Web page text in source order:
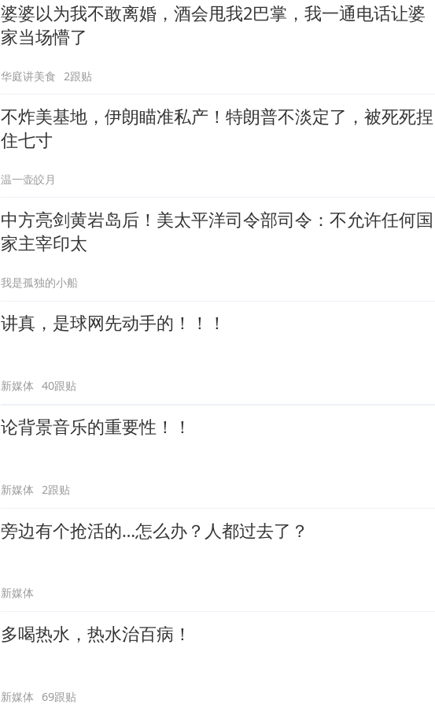
婆婆以为我不敢离婚，酒会甩我2巴掌，我一通电话让婆
家当场懵了
华庭讲美食 2跟贴
不炸美基地，伊朗瞄准私产！特朗普不淡定了，被死死捏
住七寸
温一壶皎月
中方亮剑黄岩岛后！美太平洋司令部司令：不允许任何国
家主宰印太
我是孤独的小船
讲真，是球网先动手的！！！
新媒体 40跟贴
论背景音乐的重要性！！
新媒体 2跟贴
旁边有个抢活的…怎么办？人都过去了？
新媒体
多喝热水，热水治百病！
新媒体 69跟贴